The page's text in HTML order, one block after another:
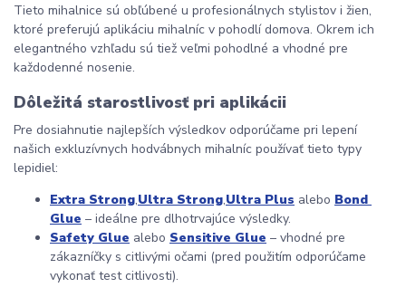
Tieto mihalnice sú obľúbené u profesionálnych stylistov i žien,
ktoré preferujú aplikáciu mihalníc v pohodlí domova. Okrem ich
elegantného vzhľadu sú tiež veľmi pohodlné a vhodné pre
každodenné nosenie.
Dôležitá starostlivosť pri aplikácii
Pre dosiahnutie najlepších výsledkov odporúčame pri lepení
našich exkluzívnych hodvábnych mihalníc používať tieto typy
lepidiel:
Extra Strong,Ultra Strong,Ultra Plus alebo Bond
Glue – ideálne pre dlhotrvajúce výsledky.
Safety Glue alebo Sensitive Glue – vhodné pre
zákazníčky s citlivými očami (pred použitím odporúčame
vykonať test citlivosti).